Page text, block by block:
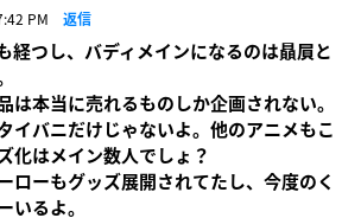
PM 返信
経つし、バディメインになるのは贔屓と
は本当に売れるものしか企画されない。
イバニだけじゃないよ。他のアニメもこ
化はメイン数人でしょ？
ローもグッズ展開されてたし、今度のく
いるよ。